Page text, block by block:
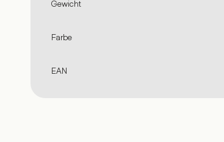
Gewicht
Farbe
EAN